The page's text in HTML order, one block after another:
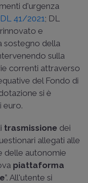
d'urgenza
DL 41/2021 ; DL
e
sostegno della
sulla
correnti attraverso
del Fondo di
si è
euro.
trasmissione dei
allegati alle
delle autonomie
piattaforma
”. All'utente si